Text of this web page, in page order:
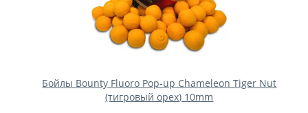
Бойлы Bounty Fluoro Pop-up Chameleon Tiger Nut
(тигровый орех) 10mm